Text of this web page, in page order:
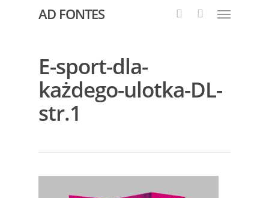
AD FONTES
E-sport-dla-
każdego-ulotka-DL-
str.1